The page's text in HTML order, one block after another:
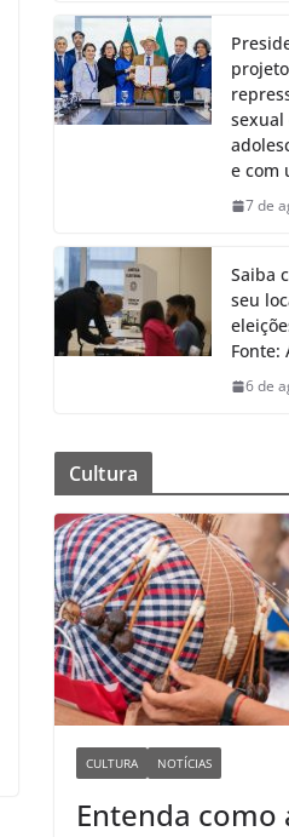
sexual
e com
7 de
Saiba
seu
Fonte:
6 de
Cultura
CULTURA NOTÍCIAS
Entenda como